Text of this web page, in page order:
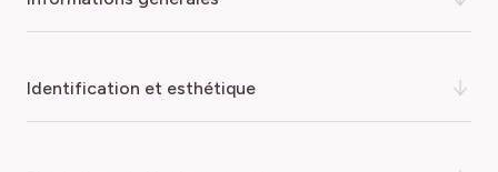
Petit par la taille, spectaculaire par sa floraison !
identification et esthétique